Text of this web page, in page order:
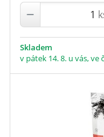
Skladem
v pátek 14. 8. u vás, ve